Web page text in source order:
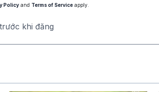
Policy and Terms of Service apply.
khi đăng